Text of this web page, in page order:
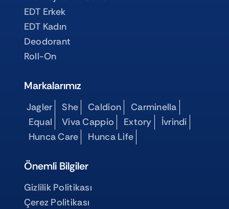
EDT Erkek
EDT Kadın
Deodorant
Roll-On
Markalarımız
Jagler She Caldion
Carminella
Equal
Viva Cappio Extory
İvrindi
Hunca Care
Hunca Life
Önemli Bilgiler
Gizlilik Politikası
Çerez Politikası